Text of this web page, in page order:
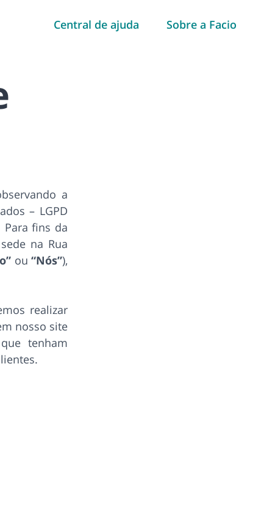
Central de ajuda Sobre a Facio
a
– LGPD
Para fins da
na Rua
ou“Nós”),
realizar
nosso site
tenham